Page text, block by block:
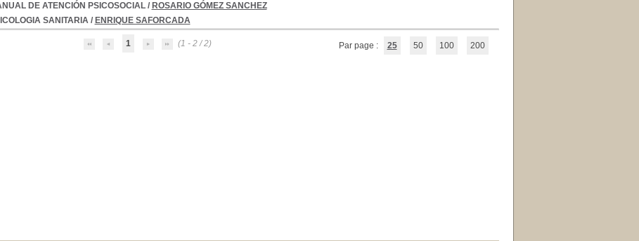
DE ATENCIÓN PSICOSOCIAL/ ROSARIO GÓMEZ SANCHEZ
SANITARIA/ ENRIQUE SAFORCADA
1 (1 - 2 / 2) Par page : 25 50 100 200